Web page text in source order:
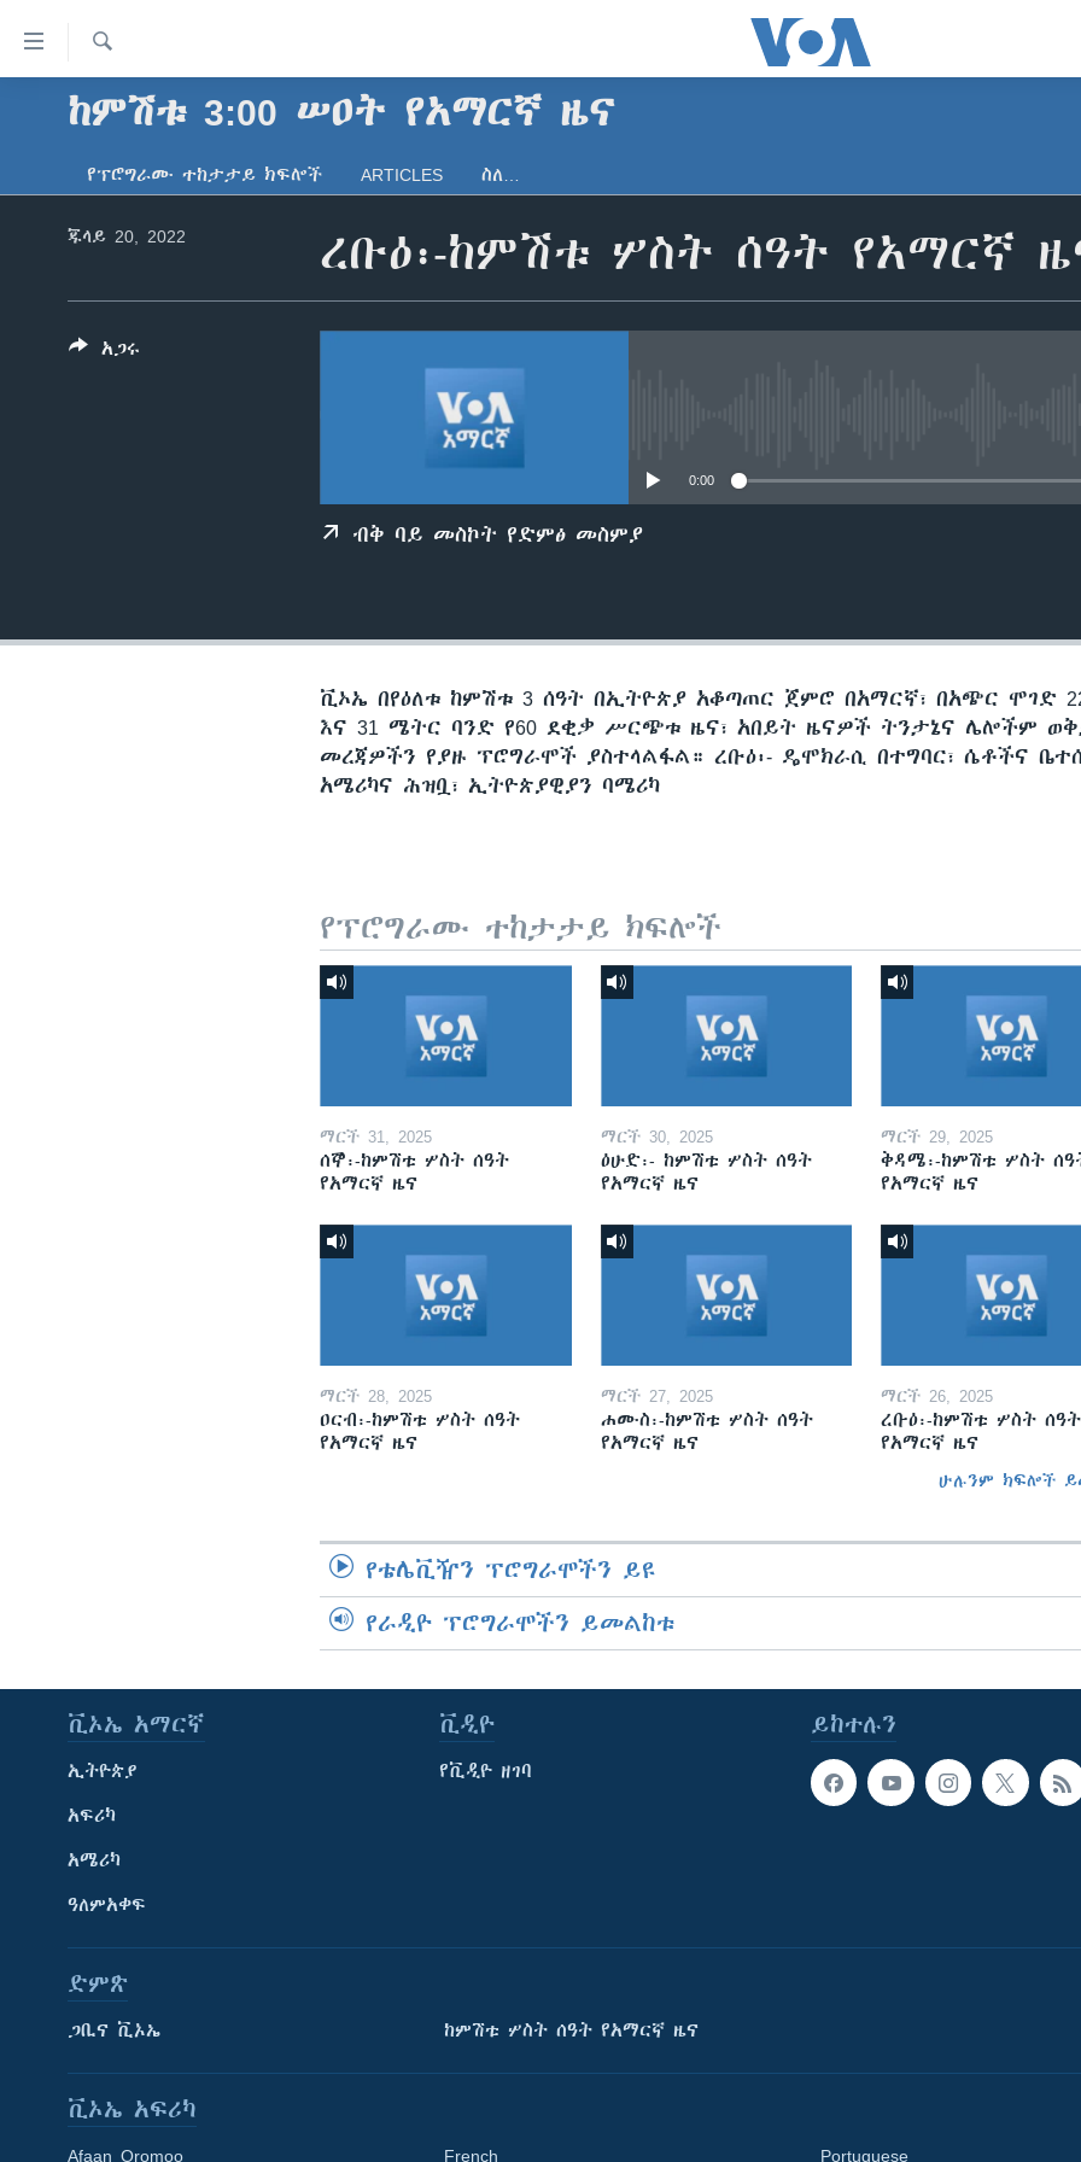
የመሥሪያ
ማገናኛዎች
አፍሪካ
ዓለምአቀፍ
ጋቢና ቪኦኤ
ከምሽቱ ሦስት ሰዓት የአማርኛ ዜና
ፈልግ
ከምሽቱ 3:00 ሠዐት የአማርኛ ዜና
የፕሮግራሙ ተከታታይ ክፍሎች ARTICLES ስለ…
ረቡዕ፡-ከምሽቱ ሦስት ሰዓት የአማርኛ
ጁላይ 20, 2022
0:00
ብቅ ባይ መስኮት የድምፅ መስምያ
አጋሩ
ቪኦኤ በየዕለቱ ከምሽቱ 3 ሰዓት በኢትዮጵያ አቆጣጠር ጀምሮ በአማርኛ፣ በአጭር ሞገድ
እና 31 ሜትር ባንድ የ60 ደቂቃ ሥርጭቱ ዜና፣ አበይት ዜናዎች ትንታኔና ሌሎችም
መረጃዎችን የያዙ ፕሮግራሞች ያስተላልፋል። ረቡዕ፡- ዴሞክራሲ በተግባር፣ ሴቶችና
አሜሪካና ሕዝቧ፣ ኢትዮጵያዊያን ባሜሪካ
የፕሮግራሙ ተከታታይ ክፍሎች
ማርች 31, 2025
ሰኞ፡-ከምሽቱ ሦስት ሰዓት
የአማርኛ ዜና
ማርች 30, 2025
ዕሁድ፡- ከምሽቱ ሦስት ሰዓት
የአማርኛ ዜና
ማርች 29, 2025
ቅዳሜ፡-ከምሽቱ ሦስት
የአማርኛ ዜና
ማርች 28, 2025
ዐርብ፡-ከምሽቱ ሦስት ሰዓት
የአማርኛ ዜና
ማርች 27, 2025
ሐሙስ፡-ከምሽቱ ሦስት ሰዓት
የአማርኛ ዜና
ማርች 26, 2025
ረቡዕ፡-ከምሽቱ ሦስት ሰዓት
የአማርኛ ዜና
ሁሉንም ክፍሎች
የቴሌቪዥን ፕሮግራሞችን ይዩ
የራዲዮ ፕሮግራሞችን ይመልከቱ
ይከተሉን
ቪኦኤ አማርኛ
ኢትዮጵያ
አፍሪካ
አሜሪካ
ዓለምአቀፍ
ቪዲዮ
የቪዲዮ ዘገባ
ድምጽ
ጋቢና ቪኦኤ ከምሽቱ ሦስት ሰዓት የአማርኛ ዜና
ቪኦኤ አፍሪካ
Afaan Oromoo French Portuguese